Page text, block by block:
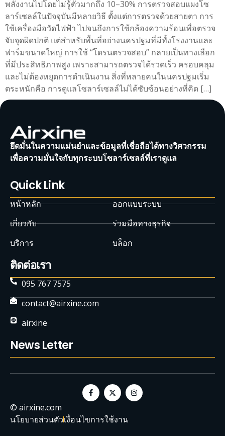
พลังงานไปโดยไม่รู้ตัวมากถึง 10–30% การตรวจสอบแผงโซ
ลาร์เซลล์ในปัจจุบันมีหลายวิธี ตั้งแต่การตรวจด้วยสายตา การ
ใช้เครื่องมือวัดไฟฟ้า ไปจนถึงการใช้กล้องความร้อนเพื่อตรวจ
จับจุดผิดปกติ แต่สำหรับพื้นที่อย่างนครปฐมที่มีทั้งโรงงานและ
ฟาร์มขนาดใหญ่ การใช้ “โดรนตรวจสอบ” กลายเป็นทางเลือก
ที่มีประสิทธิภาพสูง เพราะสามารถตรวจได้รวดเร็ว ครอบคลุม
และไม่ต้องหยุดการดำเนินงาน สิ่งที่หลายคนในนครปฐมเริ่ม
ตระหนักคือ การดูแลโซลาร์เซลล์ไม่ได้ซับซ้อนอย่างที่คิด […]
ยึดมั่นในความแม่นยำและข้อมูลที่เชื่อถือได้ทางวิศวกรรม
เพื่อความมั่นใจกับทุกระบบโซลาร์เซลล์ที่เราดูแล
Quick Link
หน้าหลัก
เกี่ยวกับ
บริการ
ออกแบบระบบ
ร่วมมือทางธุรกิจ
บล็อก
ติดต่อเรา
095 767 7575
contact@airxine.com
airxine
News Letter
© airxine.com
นโยบายส่วนตัวเงื่อนไขการใช้งาน